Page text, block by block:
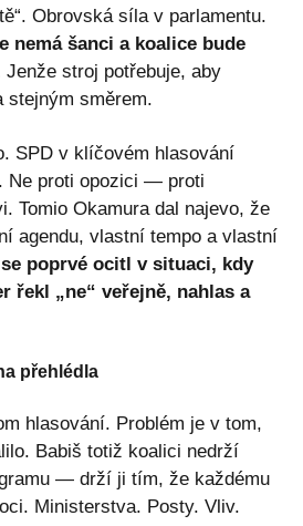
Obrovská síla v parlamentu.
nemá šanci a koalice bude
Jenže stroj potřebuje, aby
stejným směrem.
SPD v klíčovém hlasování
Ne proti opozici — proti
Tomio Okamura dal najevo, že
agendu, vlastní tempo a vlastní
poprvé ocitl v situaci, kdy
řekl „ne“ veřejně, nahlas a
přehlédla
hlasování. Problém je v tom,
Babiš totiž koalici nedrží
— drží ji tím, že každému
Ministerstva. Posty. Vliv.